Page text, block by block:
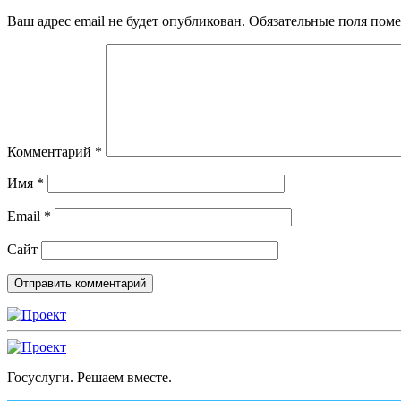
Ваш адрес email не будет опубликован. Обязательные поля
Комментарий *
Имя *
Email *
Сайт
Госуслуги. Решаем вместе.